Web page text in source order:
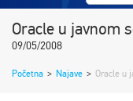
Oracle u javnom
09/05/2008
Početna > Najave > Oracle u